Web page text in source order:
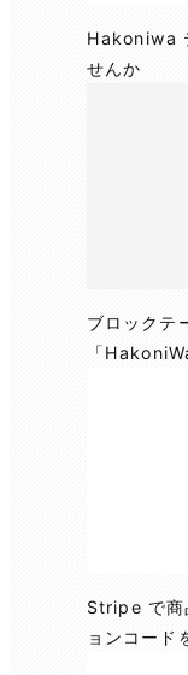
Hakoniwa
せんか
ブロックテ
「
Stripe で商
ョンコード